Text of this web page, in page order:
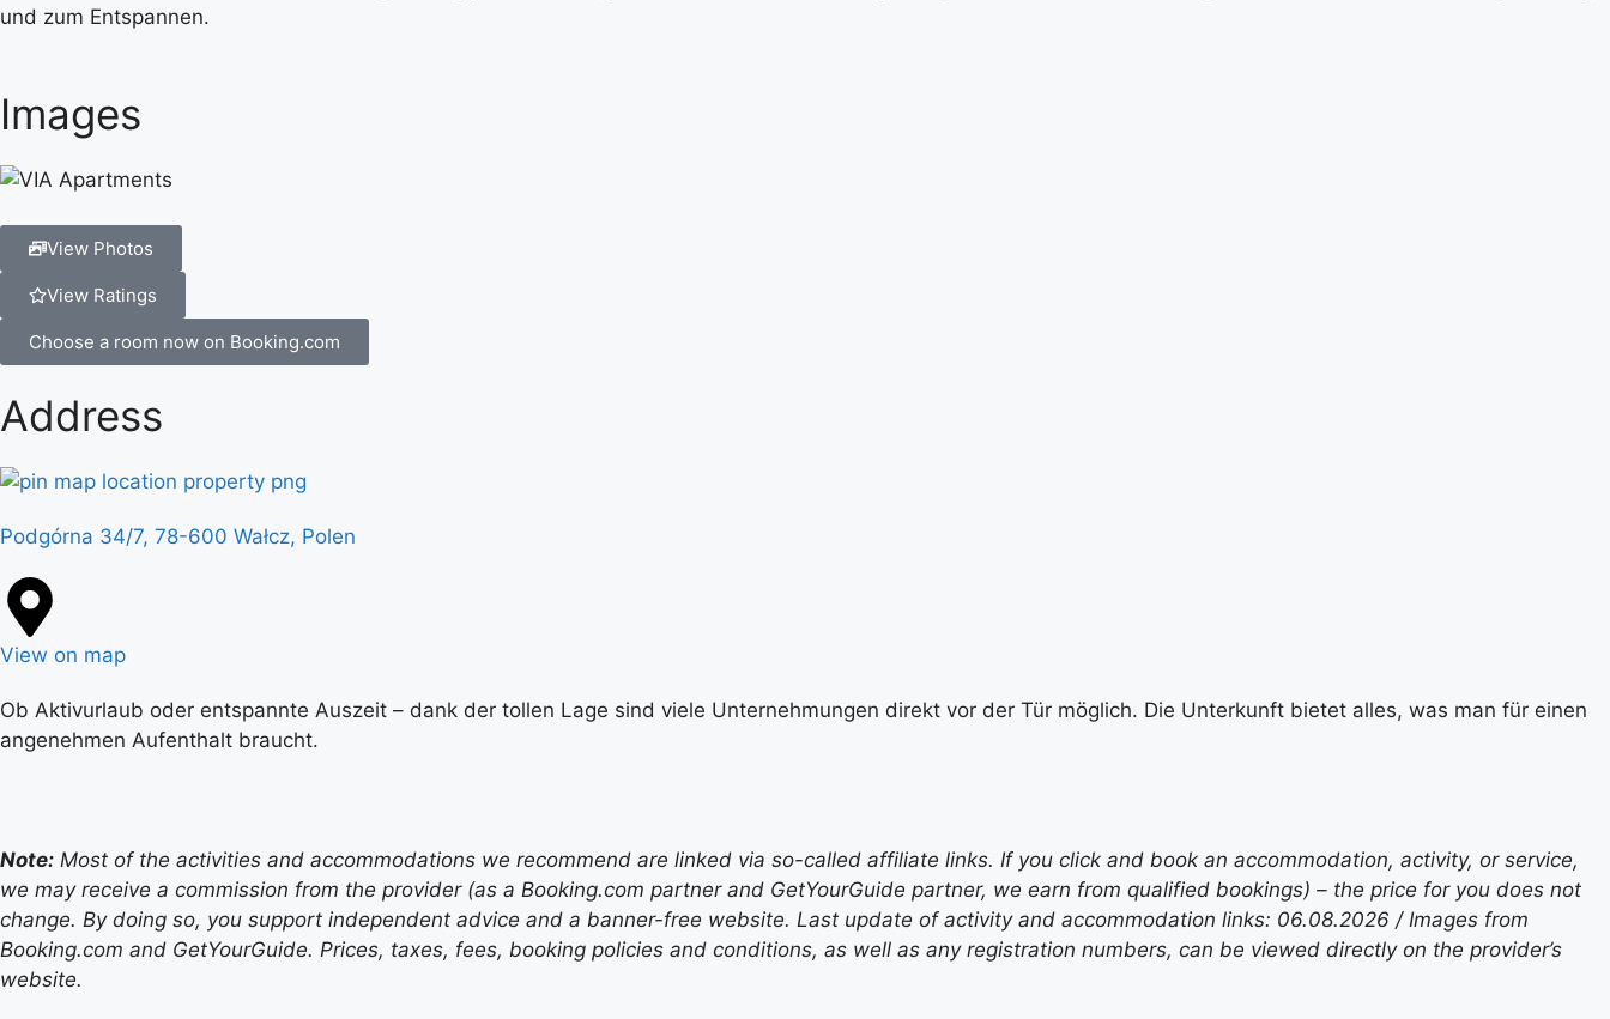
und zum Entspannen.
Images
View Photos
View Ratings
Choose a room now on Booking.com
Address
Podgórna 34/7, 78-600 Wałcz, Polen
View on map
Ob Aktivurlaub oder entspannte Auszeit – dank der tollen Lage sind viele Unternehmungen direkt vor der Tür möglich. Die Unterkunft bietet alles, was man für einen
angenehmen Aufenthalt braucht.
Note: Most of the activities and accommodations we recommend are linked via so-called affiliate links. If you click and book an accommodation, activity, or service,
we may receive a commission from the provider (as a Booking.com partner and GetYourGuide partner, we earn from qualified bookings) – the price for you does not
change. By doing so, you support independent advice and a banner-free website. Last update of activity and accommodation links: 06.08.2026 / Images from
Booking.com and GetYourGuide. Prices, taxes, fees, booking policies and conditions, as well as any registration numbers, can be viewed directly on the provider’s
website.